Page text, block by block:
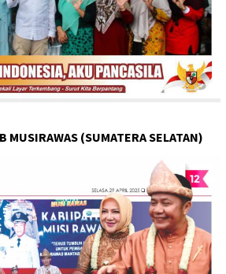
MUSIRAWAS (SUMATERA SELATAN)